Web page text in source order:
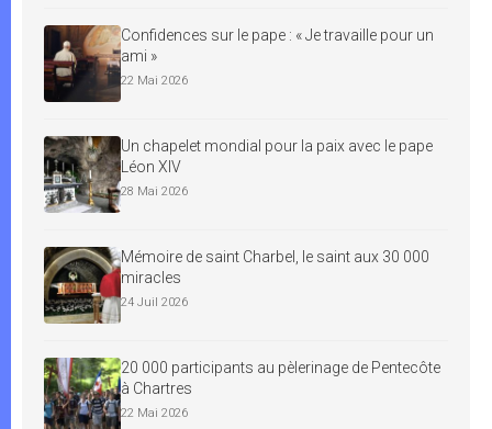
Confidences sur le pape : « Je travaille pour un
ami »
22 Mai 2026
Un chapelet mondial pour la paix avec le pape
Léon XIV
28 Mai 2026
Mémoire de saint Charbel, le saint aux 30 000
miracles
24 Juil 2026
20 000 participants au pèlerinage de Pentecôte
à Chartres
22 Mai 2026